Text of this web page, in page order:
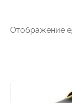
Отображение